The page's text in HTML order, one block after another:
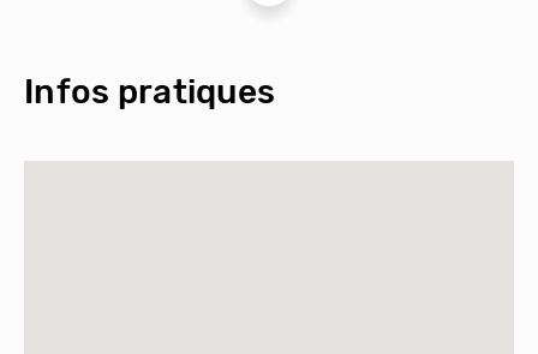
Infos pratiques